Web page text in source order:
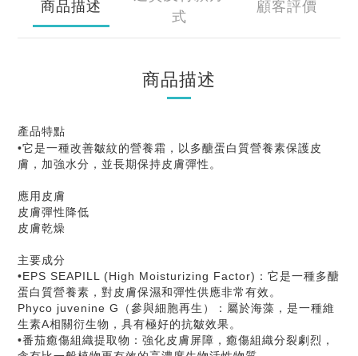
商品描述
式
顧客評價
商品描述
產品特點
•它是一種改善皺紋的營養霜，以多醣蛋白質營養素保護皮
膚，加強水分，並長期保持皮膚彈性。
應用皮膚
皮膚彈性降低
皮膚乾燥
主要成分
•EPS SEAPILL (High Moisturizing Factor)：它是一種多醣
蛋白質營養素，對皮膚保濕和彈性供應非常有效。
Phyco juvenine G（參與細胞再生）：屬於海藻，是一種維
生素A相關衍生物，具有極好的抗皺效果。
•番茄癒傷組織提取物：強化皮膚屏障，癒傷組織分裂劇烈，